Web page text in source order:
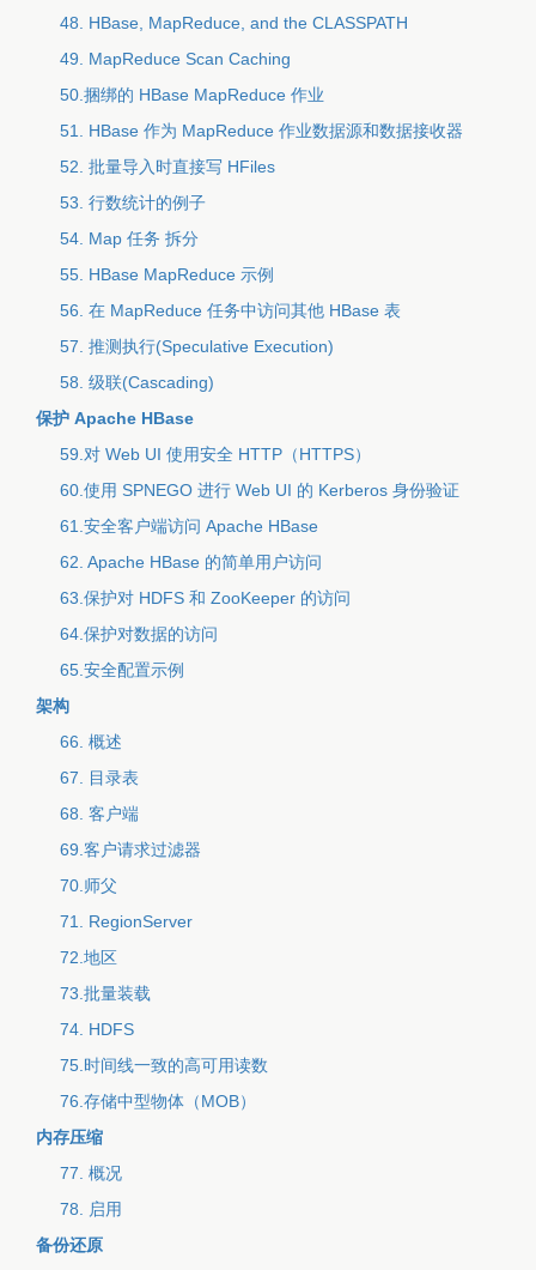
48. HBase, MapReduce, and the CLASSPATH
49. MapReduce Scan Caching
50.捆绑的 HBase MapReduce 作业
51. HBase 作为 MapReduce 作业数据源和数据接收器
52. 批量导入时直接写 HFiles
53. 行数统计的例子
54. Map 任务 拆分
55. HBase MapReduce 示例
56. 在 MapReduce 任务中访问其他 HBase 表
57. 推测执行(Speculative Execution)
58. 级联(Cascading)
保护 Apache HBase
59.对 Web UI 使用安全 HTTP（HTTPS）
60.使用 SPNEGO 进行 Web UI 的 Kerberos 身份验证
61.安全客户端访问 Apache HBase
62. Apache HBase 的简单用户访问
63.保护对 HDFS 和 ZooKeeper 的访问
64.保护对数据的访问
65.安全配置示例
架构
66. 概述
67. 目录表
68. 客户端
69.客户请求过滤器
70.师父
71. RegionServer
72.地区
73.批量装载
74. HDFS
75.时间线一致的高可用读数
76.存储中型物体（MOB）
内存压缩
77. 概况
78. 启用
备份还原